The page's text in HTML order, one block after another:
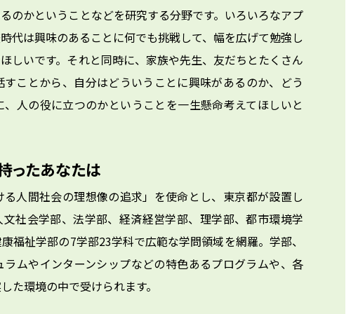
のかということなどを研究する分野です。いろいろなアプ
代は興味のあることに何でも挑戦して、幅を広げて勉強し
しいです。それと同時に、家族や先生、友だちとたくさん
ことから、自分はどういうことに興味があるのか、どう
人の役に立つのかということを一生懸命考えてほしいと
ったあなたは
人間社会の理想像の追求」を使命とし、東京都が設置し
社会学部、法学部、経済経営学部、理学部、都市環境学
福祉学部の7学部23学科で広範な学問領域を網羅。学部、
ムやインターンシップなどの特色あるプログラムや、各
た環境の中で受けられます。